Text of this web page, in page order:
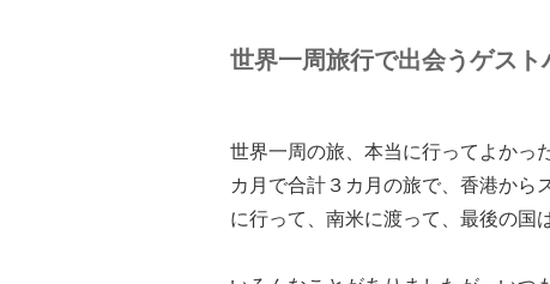
世界一周旅行で出会うゲスト
世界一周の旅、本当に行ってよかっ
カ月で合計３カ月の旅で、香港から
に行って、南米に渡って、最後の国